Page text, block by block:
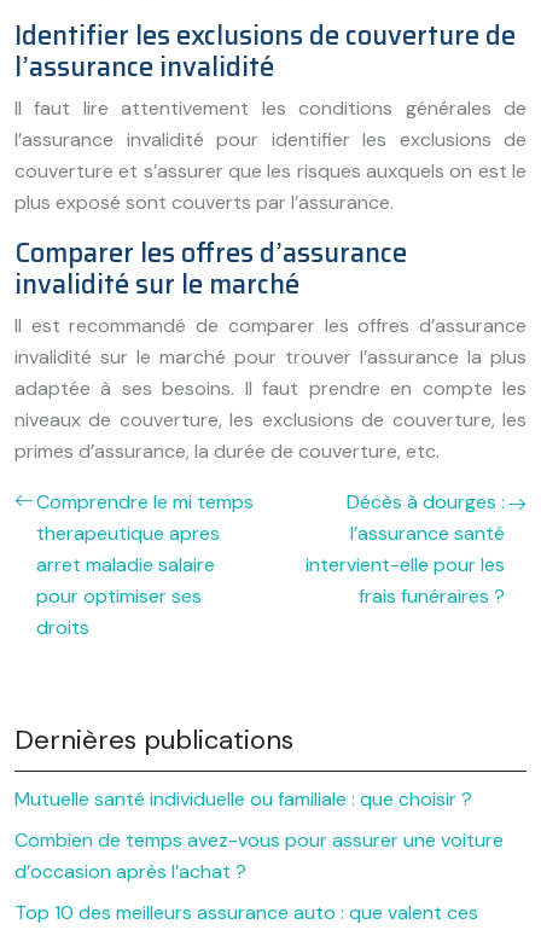
Identifier les exclusions de couverture de
l’assurance invalidité
Il faut lire attentivement les conditions générales de
l’assurance invalidité pour identifier les exclusions de
couverture et s’assurer que les risques auxquels on est le
plus exposé sont couverts par l’assurance.
Comparer les offres d’assurance
invalidité sur le marché
Il est recommandé de comparer les offres d’assurance
invalidité sur le marché pour trouver l’assurance la plus
adaptée à ses besoins. Il faut prendre en compte les
niveaux de couverture, les exclusions de couverture, les
primes d’assurance, la durée de couverture, etc.
Comprendre le mi temps
therapeutique apres
arret maladie salaire
pour optimiser ses
droits
Décès à dourges :
l’assurance santé
intervient-elle pour les
frais funéraires ?
Dernières publications
Mutuelle santé individuelle ou familiale : que choisir ?
Combien de temps avez-vous pour assurer une voiture
d’occasion après l’achat ?
Top 10 des meilleurs assurance auto : que valent ces